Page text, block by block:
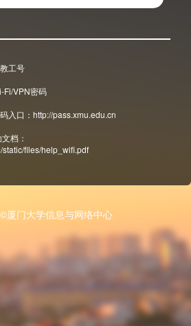
工号
Fi/VPN密码
入口：http://pass.xmu.edu.cn
档：
files/help_wifi.pdf
厦门大学信息与网络中心